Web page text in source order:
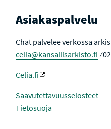
Asiakaspalvelu
Chat palvelee verkossa
celia@kansallisarkisto.fi ⁄
Celia.fi
Saavutettavuusselosteet
Tietosuoja